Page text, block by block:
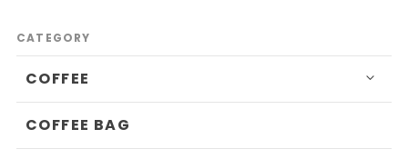
CATEGORY
COFFEE
COFFEE BAG